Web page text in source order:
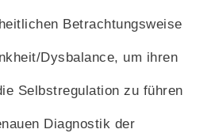
Betrachtungsweise
Dysbalance, um ihren
Selbstregulation zu führen
Diagnostik der